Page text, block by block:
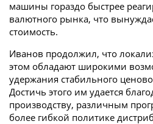
машины гораздо быстрее
валютного рынка, что
стоимость.
Иванов продолжил, что
этом обладают широкими
удержания стабильного
Достичь этого им удается
производству, различным
более гибкой политике